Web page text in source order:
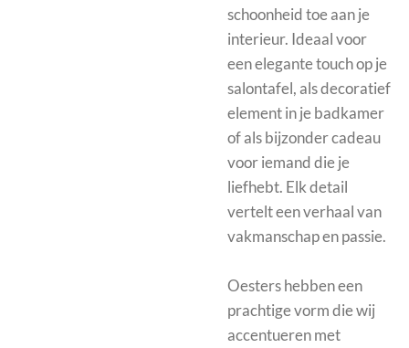
schoonheid toe aan je
interieur. Ideaal voor
een elegante touch op je
salontafel, als decoratief
element in je badkamer
of als bijzonder cadeau
voor iemand die je
liefhebt. Elk detail
vertelt een verhaal van
vakmanschap en passie.
Oesters hebben een
prachtige vorm die wij
accentueren met